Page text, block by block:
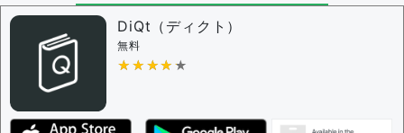
問題の編集権限を持つユーザー -
審査に対する投票権限を持つユーザー -
ザー
決定に必要な投票数 -
編集ガイドライン
DiQt（ディクト）
無料
★★★★★
★★★★★